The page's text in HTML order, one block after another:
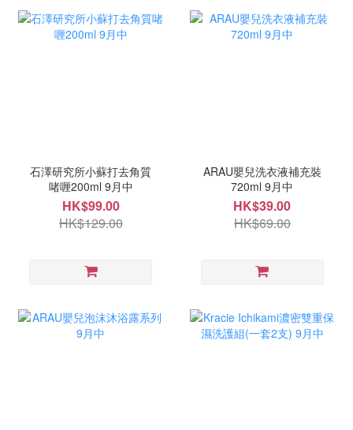
石澤研究所小蘇打去角質
啫喱200ml 9月中
HK$99.00
HK$129.00
ARAU嬰兒洗衣液補充裝
720ml 9月中
HK$39.00
HK$69.00